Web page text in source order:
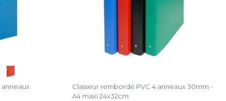
Classeur rembordé PVC 4 anneaux 30mm -
A4 maxi 24x32cm